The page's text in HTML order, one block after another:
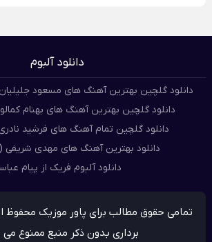
دانلود آلبوم
دانلود گلچین بهترین آهنگ های مسعود جلیلیان 1405 (فول آلبوم)
دانلود گلچین بهترین آهنگ های بهنام
دانلود گلچین تمام آهنگ های فرشید
دانلود بهترین آهنگ های مهدی شریفی
دانلود آلبوم فریک از پیام
تمامی حقوق مطالب برای پاور موزیک
برداری بدون ذکر منبع ممنوع می